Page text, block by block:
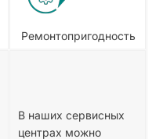
Ремонтопригодность
В наших сервисных
центрах можно